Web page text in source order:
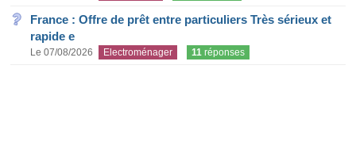
France : Offre de prêt entre particuliers Très sérieux et
rapide e
Le 07/08/2026 Electroménager 11 réponses